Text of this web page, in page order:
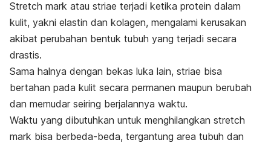
Stretch mark atau striae terjadi ketika protein dalam
kulit, yakni elastin dan kolagen, mengalami kerusakan
akibat perubahan bentuk tubuh yang terjadi secara
drastis.
Sama halnya dengan bekas luka lain, striae bisa
bertahan pada kulit secara permanen maupun berubah
dan memudar seiring berjalannya waktu.
Waktu yang dibutuhkan untuk menghilangkan stretch
mark bisa berbeda-beda, tergantung area tubuh dan